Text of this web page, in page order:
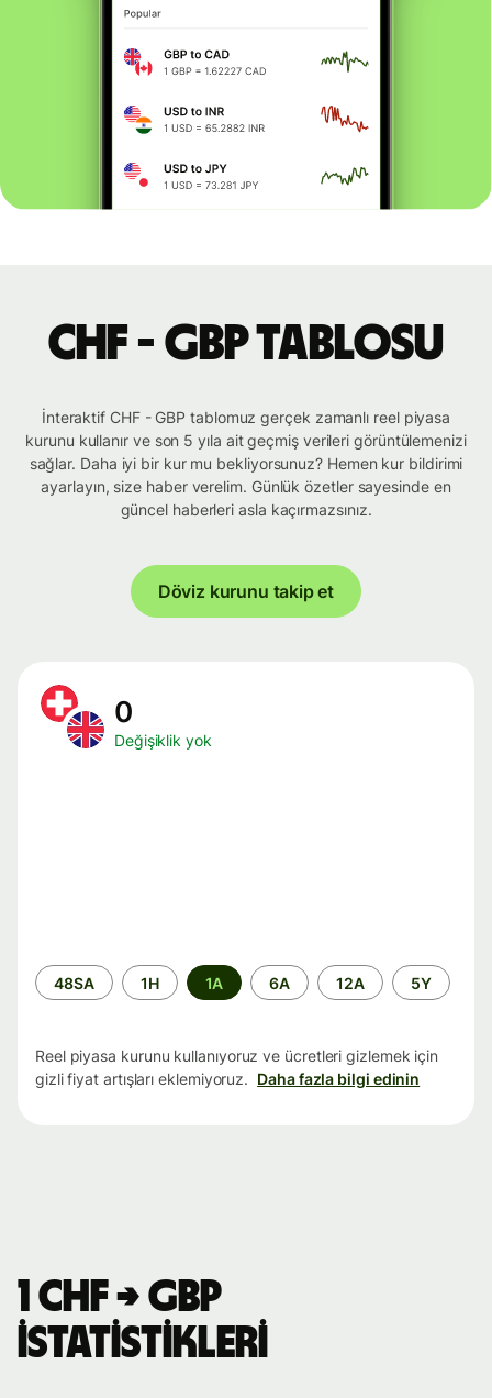
CHF - GBP tablosu
İnteraktif CHF - GBP tablomuz gerçek zamanlı reel piyasa
kurunu kullanır ve son 5 yıla ait geçmiş verileri görüntülemenizi
sağlar. Daha iyi bir kur mu bekliyorsunuz? Hemen kur bildirimi
ayarlayın, size haber verelim. Günlük özetler sayesinde en
güncel haberleri asla kaçırmazsınız.
Döviz kurunu takip et
0
Değişiklik yok
Zaman
aralığı
48SA 1H 1A 6A 12A 5Y
Reel piyasa kurunu kullanıyoruz ve ücretleri gizlemek için
gizli fiyat artışları eklemiyoruz. Daha fazla bilgi edinin
1 CHF → GBP
istatistikleri